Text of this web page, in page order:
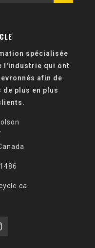
spécialisée
l'industrie qui ont
afin de
de plus en plus